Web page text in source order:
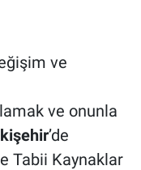
ve
ve onunla
’de
Tabii Kaynaklar